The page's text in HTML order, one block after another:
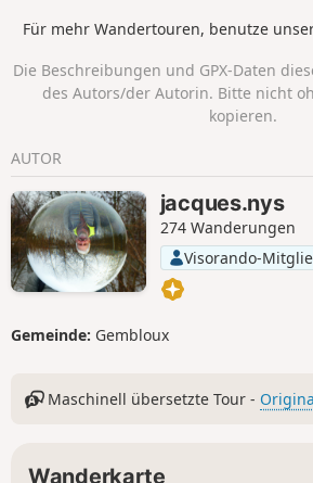
wandern möchten, siehe meine andere
6600390).
Für mehr Wandertouren, benutze
Die Beschreibungen und GPX-Daten
des Autors/der Autorin. Bitte nicht
kopieren.
AUTOR
jacques.nys
274 Wanderungen
Visorando-
Gemeinde: Gembloux
Maschinell übersetzte Tour -
Wanderkarte